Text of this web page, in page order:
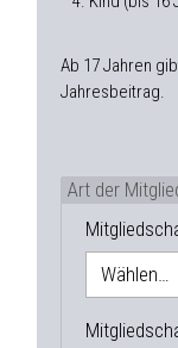
Ab 17 Jahren
Jahresbeitrag.
Art der
Wählen…